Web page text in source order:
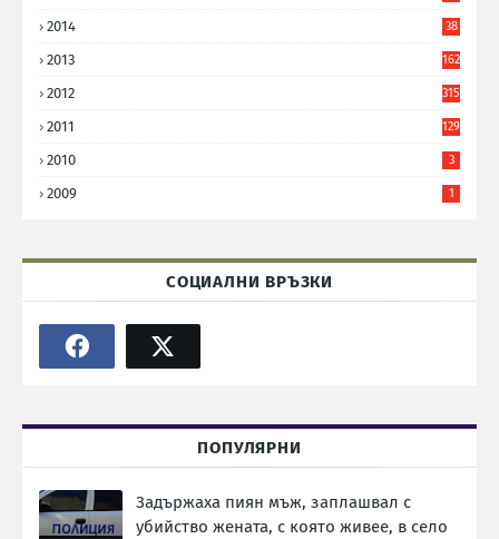
2014
38
2013 162
2012 315
2011 129
2010 3
2009 1
СОЦИАЛНИ ВРЪЗКИ
ПОПУЛЯРНИ
Задържаха пиян мъж, заплашвал с
убийство жената, с която живее, в село